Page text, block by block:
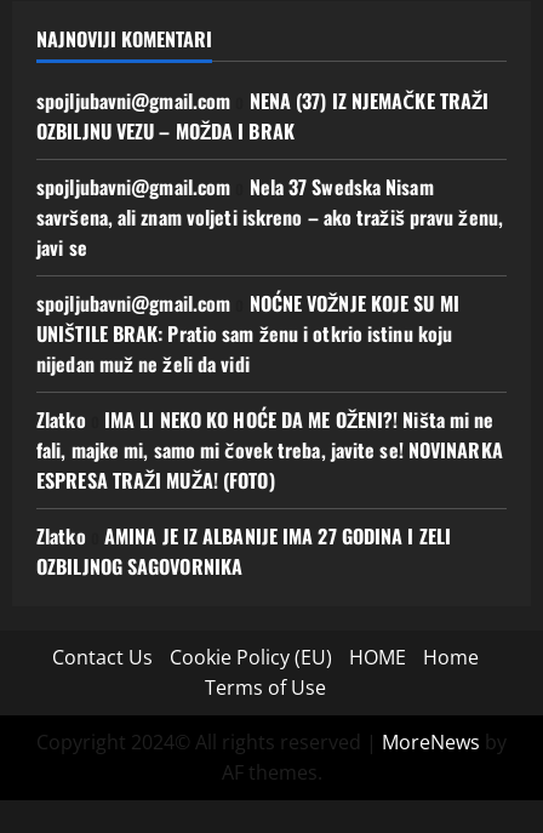
NAJNOVIJI KOMENTARI
spojljubavni@gmail.com
NENA (37) IZ NJEMAČKE TRAŽI
OZBILJNU VEZU – MOŽDA I BRAK
spojljubavni@gmail.com
Nela 37 Swedska Nisam
savršena, ali znam voljeti iskreno – ako tražiš pravu ženu,
javi se
spojljubavni@gmail.com
NOĆNE VOŽNJE KOJE SU MI
UNIŠTILE BRAK: Pratio sam ženu i otkrio istinu koju
nijedan muž ne želi da vidi
Zlatko
IMA LI NEKO KO HOĆE DA ME OŽENI?! Ništa mi ne
fali, majke mi, samo mi čovek treba, javite se! NOVINARKA
ESPRESA TRAŽI MUŽA! (FOTO)
Zlatko
AMINA JE IZ ALBANIJE IMA 27 GODINA I ZELI
OZBILJNOG SAGOVORNIKA
Contact Us Cookie Policy (EU) HOME
Home
Terms of Use
Copyright 2024© All rights reserved | MoreNews by
AF themes.